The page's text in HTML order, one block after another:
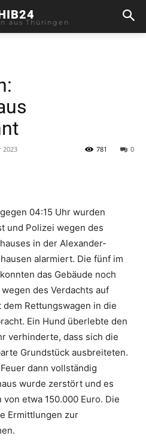
aus Thüringen
2023 0
781
04:15 Uhr wurden
und Polizei wegen des
in der Alexander-
alarmiert. Die fünf im
das Gebäude noch
des Verdachts auf
Rettungswagen in die
Ein Hund überlebte den
verhinderte, dass sich die
Grundstück ausbreiteten.
dann vollständig
wurde zerstört und es
etwa 150.000 Euro. Die
Ermittlungen zur